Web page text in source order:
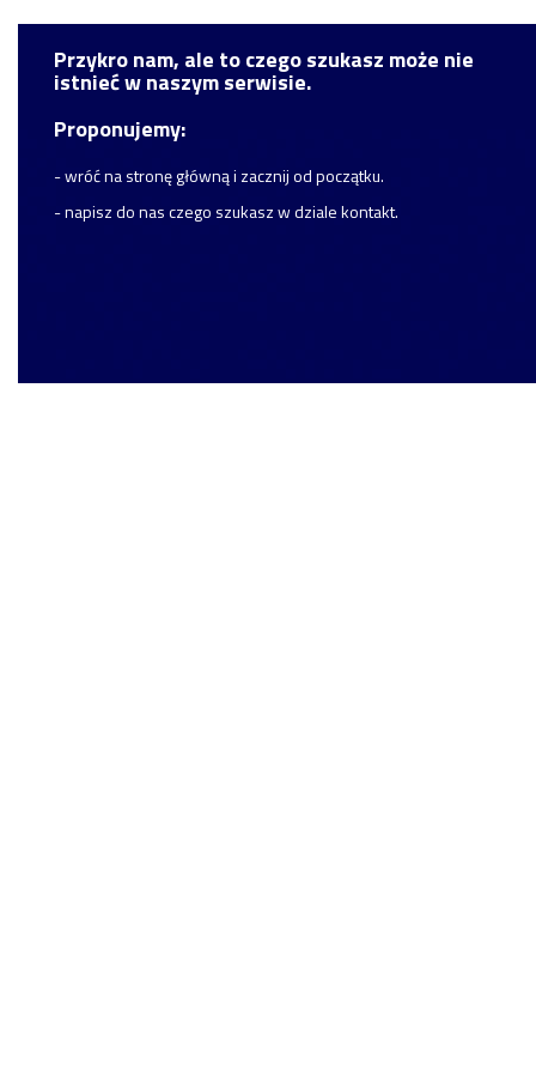
Przykro nam, ale to czego szukasz może nie
istnieć w naszym serwisie.
Proponujemy:
- wróć na stronę główną i zacznij od początku.
- napisz do nas czego szukasz w dziale kontakt.